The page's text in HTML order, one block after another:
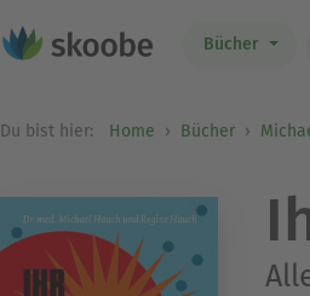
Bücher
Du bist hier: Home Bücher